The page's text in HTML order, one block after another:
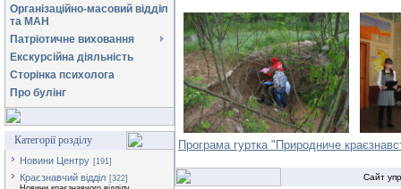
Організаційно-масовий відділ
та МАН
Патріотичне виховання
Екскурсійна діяльність
Сторінка психолога
Про булінг
Категорії розділу
Новини Центру [191]
Краєзнавчий відділ [322]
Програма гуртка "Природниче
Сайт